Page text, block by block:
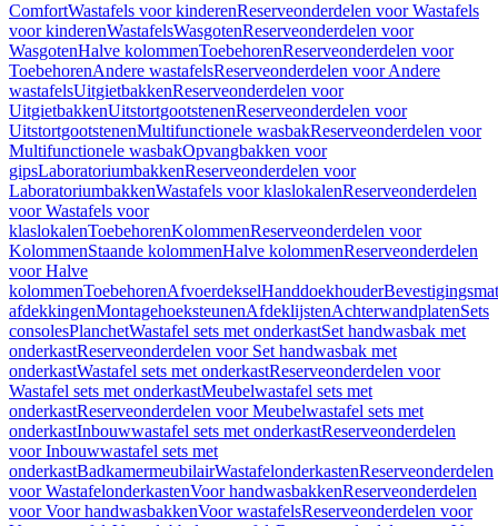
ComfortWastafels voor kinderenReserveonderdelen voor Wastafels
voor kinderenWastafelsWasgotenReserveonderdelen voor
WasgotenHalve kolommenToebehorenReserveonderdelen voor
ToebehorenAndere wastafelsReserveonderdelen voor Andere
wastafelsUitgietbakkenReserveonderdelen voor
UitgietbakkenUitstortgootstenenReserveonderdelen voor
UitstortgootstenenMultifunctionele wasbakReserveonderdelen voor
Multifunctionele wasbakOpvangbakken voor
gipsLaboratoriumbakkenReserveonderdelen voor
LaboratoriumbakkenWastafels voor klaslokalenReserveonderdelen
voor Wastafels voor
klaslokalenToebehorenKolommenReserveonderdelen voor
KolommenStaande kolommenHalve kolommenReserveonderdelen
voor Halve
kolommenToebehorenAfvoerdekselHanddoekhouder
afdekkingenMontagehoeksteunenAfdeklijstenAchterwandplatenSets
consolesPlanchetWastafel sets met onderkastSet handwasbak met
onderkastReserveonderdelen voor Set handwasbak met
onderkastWastafel sets met onderkastReserveonderdelen voor
Wastafel sets met onderkastMeubelwastafel sets met
onderkastReserveonderdelen voor Meubelwastafel sets met
onderkastInbouwwastafel sets met onderkastReserveonderdelen
voor Inbouwwastafel sets met
onderkastBadkamermeubilairWastafelonderkastenReserveonderdelen
voor WastafelonderkastenVoor handwasbakkenReserveonderdelen
voor Voor handwasbakkenVoor wastafelsReserveonderdelen voor